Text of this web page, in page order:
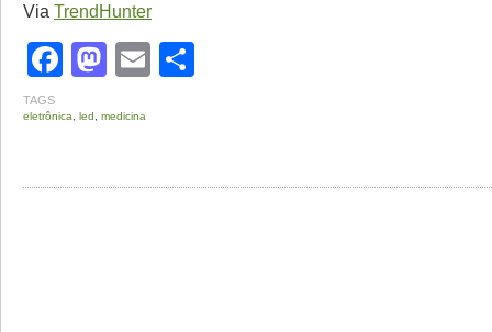
Via TrendHunter
Facebook
Mastodon
Email
TAGS
eletrônica led medicina